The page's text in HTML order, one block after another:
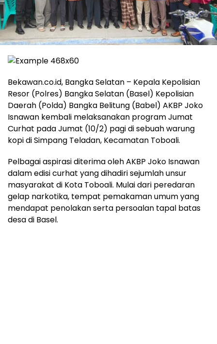
Bekawan.co.id, Bangka Selatan – Kepala Kepolisian
Resor (Polres) Bangka Selatan (Basel) Kepolisian
Daerah (Polda) Bangka Belitung (Babel) AKBP Joko
Isnawan kembali melaksanakan program Jumat
Curhat pada Jumat (10/2) pagi di sebuah warung
kopi di Simpang Teladan, Kecamatan Toboali.
Pelbagai aspirasi diterima oleh AKBP Joko Isnawan
dalam edisi curhat yang dihadiri sejumlah unsur
masyarakat di Kota Toboali. Mulai dari peredaran
gelap narkotika, tempat pemakaman umum yang
mendapat penolakan serta persoalan tapal batas
desa di Basel.